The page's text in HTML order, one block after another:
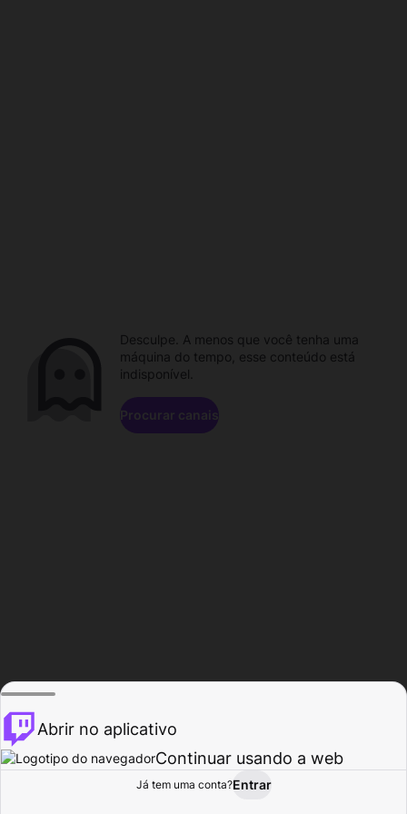
Procurar Atividade
Desculpe. A menos que você tenha uma
máquina do tempo, esse conteúdo está
indisponível.
Procurar canais
Abrir no aplicativo
Continuar usando a web
Já tem uma conta?Entrar